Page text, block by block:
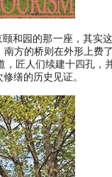
和园的那一座，其实
方的桥则在外形上费
匠人们续建十四孔，
缮的历史见证。